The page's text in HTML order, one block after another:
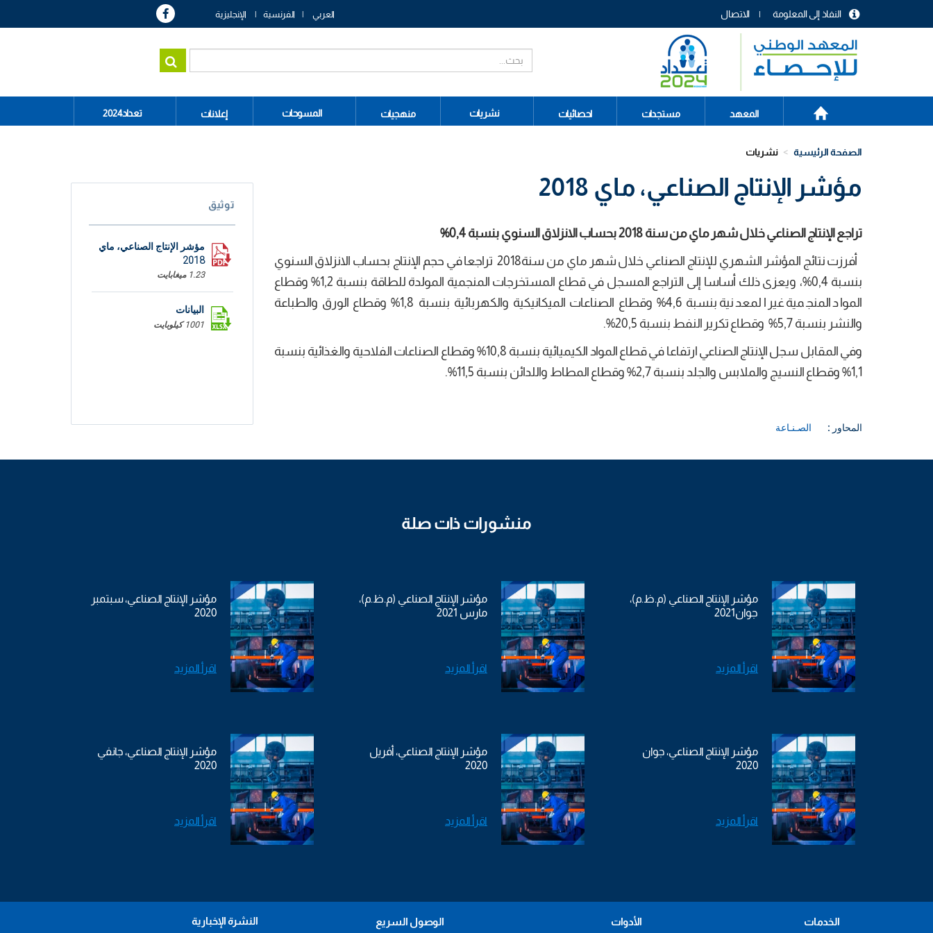
menu
header
الاتصال النفاذ إلى المعلومة العربي الفرنسية الإنجليزية
Main
navigation
الرئيسية
المعهد مستجدات احصائيات نشريات منهجيات المسوحات إعلانات تعداد2024
الصفحة الرئيسية نشريات
مؤشر الإنتاج الصناعي، ماي 2018
تراجع الإنتاج الصناعي خلال شهر ماي من سنة 2018بحساب الانزلاق السنوي بنسبة 0,4
%
أفرزت نتائج المؤشر الشهري للإنتاج الصناعي خلال شهر ماي من سنة2018 تراجعا في حجم الإنتاج بحساب الانزلاق السنوي
بنسبة 0,4%، ويعزى ذلك أساسا إلى التراجع المسجل في قطاع المستخرجات المنجمية المولدة للطاقة بنسبة 1,2% وقطاع
المواد المنجمية غير المعدنية بنسبة 4,6% وقطاع الصناعات الميكانيكية والكهربائية بنسبة 1,8% وقطاع الورق والطباعة
والنشر بنسبة 5,7% وقطاع تكرير النفط بنسبة 20,5%.
وفي المقابل سجل الإنتاج الصناعي ارتفاعا في قطاع المواد الكيميائية بنسبة 10,8% وقطاع الصناعات الفلاحية والغذائية بنسبة
1,1% وقطاع النسيج والملابس والجلد بنسبة 2,7% وقطاع المطاط واللدائن بنسبة 11,5%.
المحاور : الصـنـاعة
توثيق
مؤشر الإنتاج الصناعي، ماي
2018
1.23 ميغابايت
البيانات
1001 كيلوبايت
منشورات ذات صلة
مؤشر الإنتاج الصناعي (م.ظ.م)،
جوان2021
اقرأ المزيد
مؤشر الإنتاج الصناعي (م.ظ.م)،
مارس 2021
اقرأ المزيد
مؤشر الإنتاج الصناعي، سبتمبر
2020
اقرأ المزيد
مؤشر الإنتاج الصناعي، جوان
2020
اقرأ المزيد
مؤشر الإنتاج الصناعي، أفريل
2020
اقرأ المزيد
مؤشر الإنتاج الصناعي، جانفي
2020
اقرأ المزيد
الخدمات الأدوات الوصول السريع النشرة الإخبارية